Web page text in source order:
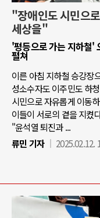
"장애인도 시민으
세상을"
'평등으로 가는 지하철'
펼쳐
이른 아침 지하철 승강장
성소수자도 이주민도 하
시민으로 자유롭게 이동
이들이 서로의 곁을 지켰
"윤석열 퇴진과 ...
류민 기자
2025.02.12.